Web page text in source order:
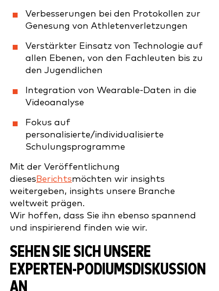
Verbesserungen bei den Protokollen zur
Genesung von Athletenverletzungen
Verstärkter Einsatz von Technologie auf
allen Ebenen, von den Fachleuten bis zu
den Jugendlichen
Integration von Wearable-Daten in die
Videoanalyse
Fokus auf
personalisierte/individualisierte
Schulungsprogramme
Mit der Veröffentlichung
dieses Berichtsmöchten wir insights
weitergeben, insights unsere Branche
weltweit prägen.
Wir hoffen, dass Sie ihn ebenso spannend
und inspirierend finden wie wir.
SEHEN SIE SICH UNSERE
EXPERTEN-PODIUMSDISKUSSION
AN